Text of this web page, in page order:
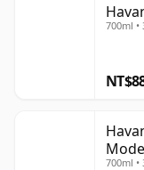
700ml •
700ml •